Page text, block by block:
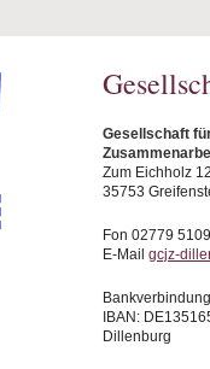
Gesellschaft
Zum Eichholz
35753
Fon 02779
E-Mail gcjz-
IBAN:
Dillenburg